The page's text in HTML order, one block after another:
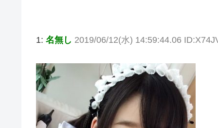
1: 名無し 2019/06/12(水) 14:59:44.06